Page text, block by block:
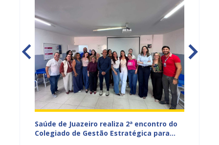
Saúde de Juazeiro realiza 2ª encontro do
Colegiado de Gestão Estratégica para